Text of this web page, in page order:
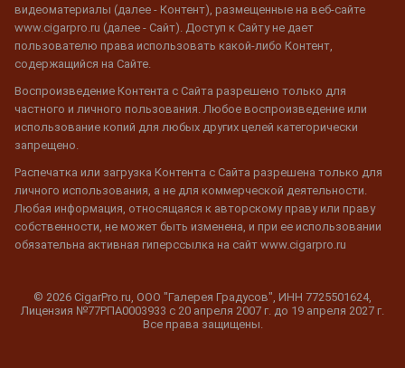
видеоматериалы (далее - Контент), размещенные на веб-сайте
www.cigarpro.ru (далее - Сайт). Доступ к Сайту не дает
пользователю права использовать какой-либо Контент,
содержащийся на Сайте.
Воспроизведение Контента с Сайта разрешено только для
частного и личного пользования. Любое воспроизведение или
использование копий для любых других целей категорически
запрещено.
Распечатка или загрузка Контента с Сайта разрешена только для
личного использования, а не для коммерческой деятельности.
Любая информация, относящаяся к авторскому праву или праву
собственности, не может быть изменена, и при ее использовании
обязательна активная гиперссылка на сайт www.cigarpro.ru
© 2026 CigarPro.ru, ООО "Галерея Градусов", ИНН 7725501624,
Лицензия №77РПА0003933 c 20 апреля 2007 г. до 19 апреля 2027 г.
Все права защищены.